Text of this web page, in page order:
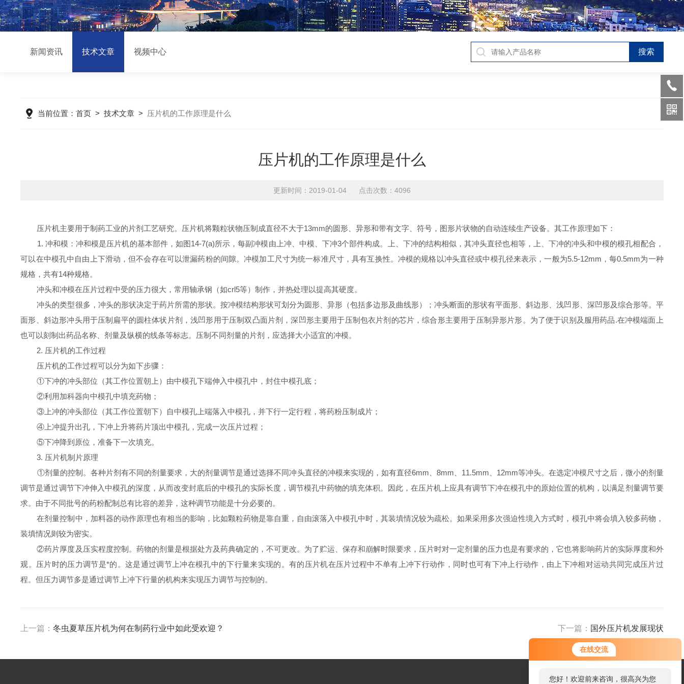
在线交流
您好！欢迎前来咨询，很高兴为您
新闻资讯 技术文章 视频中心
当前位置：首页 >技术文章 > 压片机的工作原理是什么
压片机的工作原理是什么
更新时间：2019-01-04 点击次数：4096
压片机主要用于制药工业的片剂工艺研究。压片机将颗粒状物压制成直径不大于13mm的圆形、异形和带有文字、符号，图形片状物的自动连续生产设备。其工作原理如下：
1. 冲和模：冲和模是压片机的基本部件，如图14-7(a)所示，每副冲模由上冲、中模、下冲3个部件构成。上、下冲的结构相似，其冲头直径也相等，上、下冲的冲头和中模的模孔相配合，
可以在中模孔中自由上下滑动，但不会存在可以泄漏药粉的间隙。冲模加工尺寸为统一标准尺寸，具有互换性。冲模的规格以冲头直径或中模孔径来表示，一般为5.5-12mm，每0.5mm为一种
规格，共有14种规格。
冲头和冲模在压片过程中受的压力很大，常用轴承钢（如crl5等）制作，并热处理以提高其硬度。
冲头的类型很多，冲头的形状决定于药片所需的形状。按冲模结构形状可划分为圆形、异形（包括多边形及曲线形）；冲头断面的形状有平面形、斜边形、浅凹形、深凹形及综合形等。平
面形、斜边形冲头用于压制扁平的圆柱体状片剂，浅凹形用于压制双凸面片剂，深凹形主要用于压制包衣片剂的芯片，综合形主要用于压制异形片形。为了便于识别及服用药品.在冲模端面上
也可以刻制出药品名称、剂量及纵横的线条等标志。压制不同剂量的片剂，应选择大小适宜的冲模。
2. 压片机的工作过程
压片机的工作过程可以分为如下步骤：
①下冲的冲头部位（其工作位置朝上）由中模孔下端伸入中模孔中，封住中模孔底；
②利用加科器向中模孔中填充药物；
③上冲的冲头部位（其工作位置朝下）自中模孔上端落入中模孔，并下行一定行程，将药粉压制成片；
④上冲提升出孔，下冲上升将药片顶出中模孔，完成一次压片过程；
⑤下冲降到原位，准备下一次填充。
3. 压片机制片原理
①剂量的控制。各种片剂有不同的剂量要求，大的剂量调节是通过选择不同冲头直径的冲模来实现的，如有直径6mm、8mm、11.5mm、12mm等冲头。在选定冲模尺寸之后，微小的剂量
调节是通过调节下冲伸入中模孔的深度，从而改变封底后的中模孔的实际长度，调节模孔中药物的填充体积。因此，在压片机上应具有调节下冲在模孔中的原始位置的机构，以满足剂量调节要
求。由于不同批号的药粉配制总有比容的差异，这种调节功能是十分必要的。
在剂量控制中，加料器的动作原理也有相当的影响，比如颗粒药物是靠自重，自由滚落入中模孔中时，其装填情况较为疏松。如果采用多次强迫性境入方式时，模孔中将会填入较多药物，
装填情况则较为密实。
②药片厚度及压实程度控制。药物的剂量是根据处方及药典确定的，不可更改。为了贮运、保存和崩解时限要求，压片时对一定剂量的压力也是有要求的，它也将影响药片的实际厚度和外
观。压片时的压力调节是*的。这是通过调节上冲在模孔中的下行量来实现的。有的压片机在压片过程中不单有上冲下行动作，同时也可有下冲上行动作，由上下冲相对运动共同完成压片过
程。但压力调节多是通过调节上冲下行量的机构来实现压力调节与控制的。
上一篇：冬虫夏草压片机为何在制药行业中如此受欢迎？ 下一篇： 国外压片机发展现状